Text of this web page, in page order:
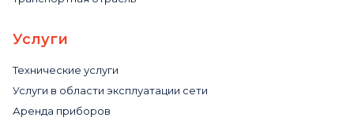
Услуги
Технические услуги
Услуги в области эксплуатации сети
Аренда приборов